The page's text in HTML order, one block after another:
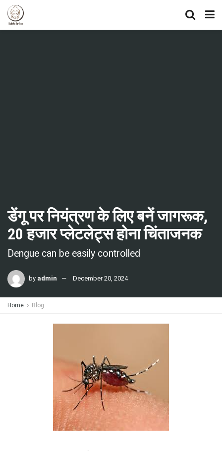
डेंगू पर नियंत्रण के लिए बनें जागरूक,
20 हजार प्लेटलेट्स होना चिंताजनक
Dengue can be easily controlled
by admin December 20, 2024
Home Blog